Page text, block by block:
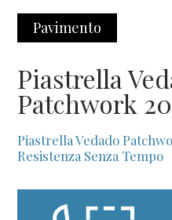
Pavimento
Piastrella
Patchwork
Piastrella Vedado
Resistenza Senza Tempo
Un Design Sofisticato per
Piastrella Vedado